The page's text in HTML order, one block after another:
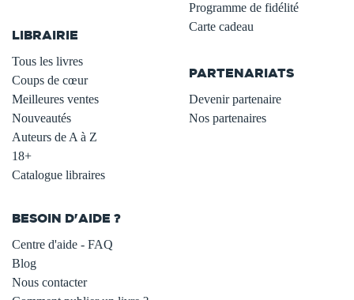
LIBRAIRIE
Tous les livres
Coups de cœur
Meilleures ventes
Nouveautés
Auteurs de A à Z
18+
Catalogue libraires
Programme de fidélité
Carte cadeau
PARTENARIATS
Devenir partenaire
Nos partenaires
BESOIN D'AIDE ?
Centre d'aide - FAQ
Blog
Nous contacter